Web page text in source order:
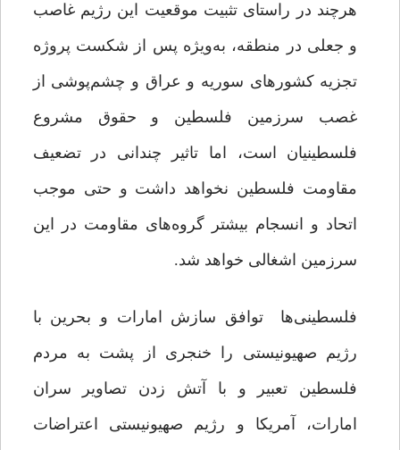
هرچند در راستای تثبیت موقعیت این رژیم غاصب
و جعلی در منطقه، به‌ویژه پس از شکست پروژه
تجزیه کشورهای سوریه و عراق و چشم‌پوشی از
غصب سرزمین فلسطین و حقوق مشروع
فلسطینیان است، اما تاثیر چندانی در تضعیف
مقاومت فلسطین نخواهد داشت و حتی موجب
اتحاد و انسجام بیشتر گروه‌های مقاومت در این
سرزمین اشغالی خواهد شد.
فلسطینی‌ها توافق سازش امارات و بحرین با
رژیم صهیونیستی را خنجری از پشت به مردم
فلسطین تعبیر و با آتش زدن تصاویر سران
امارات، آمریکا و رژیم صهیونیستی اعتراضات